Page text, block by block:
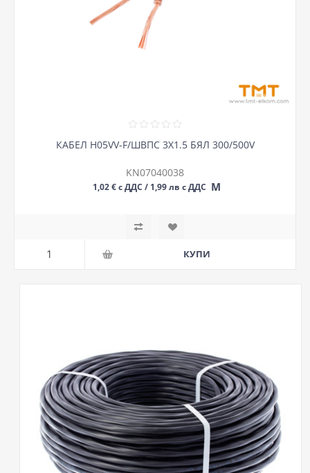
КАБЕЛ H05VV-F/ШВПС 3Х1.5 БЯЛ 300/500V
KN07040038
1,02 € с ДДС / 1,99 лв с ДДС М